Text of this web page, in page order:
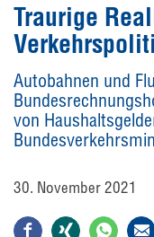
Traurige
Autobahnen und
von
30. November 2021